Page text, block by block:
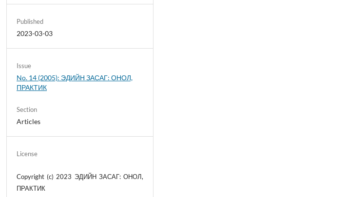
Published
2023-03-03
Issue
No. 14 (2005): ЭДИЙН ЗАСАГ: ОНОЛ,
ПРАКТИК
Section
Articles
License
Copyright (c) 2023 ЭДИЙН ЗАСАГ: ОНОЛ,
ПРАКТИК